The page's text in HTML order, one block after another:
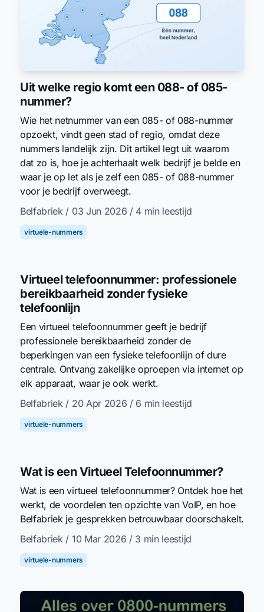
Uit welke regio komt een 088- of 085-
nummer?
Wie het netnummer van een 085- of 088-nummer
opzoekt, vindt geen stad of regio, omdat deze
nummers landelijk zijn. Dit artikel legt uit waarom
dat zo is, hoe je achterhaalt welk bedrijf je belde en
waar je op let als je zelf een 085- of 088-nummer
voor je bedrijf overweegt.
Belfabriek / 03 Jun 2026 / 4 min leestijd
virtuele-nummers
Virtueel telefoonnummer: professionele
bereikbaarheid zonder fysieke
telefoonlijn
Een virtueel telefoonnummer geeft je bedrijf
professionele bereikbaarheid zonder de
beperkingen van een fysieke telefoonlijn of dure
centrale. Ontvang zakelijke oproepen via internet op
elk apparaat, waar je ook werkt.
Belfabriek / 20 Apr 2026 / 6 min leestijd
virtuele-nummers
Wat is een Virtueel Telefoonnummer?
Wat is een virtueel telefoonnummer? Ontdek hoe het
werkt, de voordelen ten opzichte van VoIP, en hoe
Belfabriek je gesprekken betrouwbaar doorschakelt.
Belfabriek / 10 Mar 2026 / 3 min leestijd
virtuele-nummers